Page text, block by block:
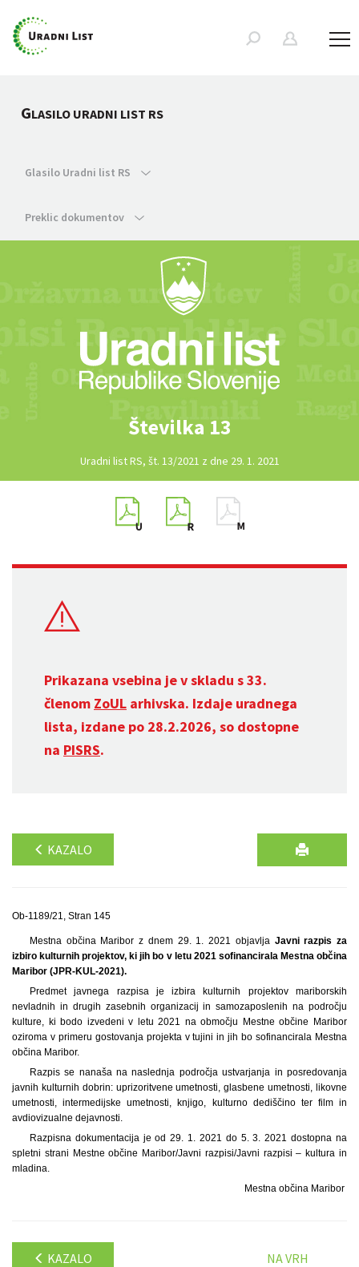
GLASILO URADNI LIST RS
Glasilo Uradni list RS
Preklic dokumentov
Številka 13
Uradni list RS, št. 13/2021 z dne 29. 1. 2021
Prikazana vsebina je v skladu s 33.
členom ZoUL arhivska. Izdaje uradnega
lista, izdane po 28.2.2026, so dostopne
na PISRS.
KAZALO
Ob-1189/21, Stran 145
Mestna občina Maribor z dnem 29. 1. 2021 objavlja Javni razpis za
izbiro kulturnih projektov, ki jih bo v letu 2021 sofinancirala Mestna občina
Maribor (JPR-KUL-2021).
Predmet javnega razpisa je izbira kulturnih projektov mariborskih
nevladnih in drugih zasebnih organizacij in samozaposlenih na področju
kulture, ki bodo izvedeni v letu 2021 na območju Mestne občine Maribor
oziroma v primeru gostovanja projekta v tujini in jih bo sofinancirala Mestna
občina Maribor.
Razpis se nanaša na naslednja področja ustvarjanja in posredovanja
javnih kulturnih dobrin: uprizoritvene umetnosti, glasbene umetnosti, likovne
umetnosti, intermedijske umetnosti, knjigo, kulturno dediščino ter film in
avdiovizualne dejavnosti.
Razpisna dokumentacija je od 29. 1. 2021 do 5. 3. 2021 dostopna na
spletni strani Mestne občine Maribor/Javni razpisi/Javni razpisi – kultura in
mladina.
Mestna občina Maribor
KAZALO NA VRH